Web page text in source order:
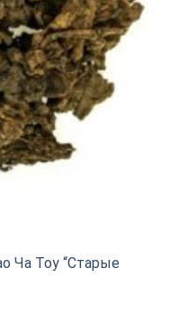
Ча Тоу “Старые